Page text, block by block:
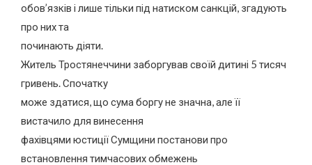
обов’язків і лише тільки під натиском санкцій, згадують
про них та
починають діяти.
Житель Тростянеччини заборгував своїй дитині 5 тисяч
гривень. Спочатку
може здатися, що сума боргу не значна, але її
вистачило для винесення
фахівцями юстиції Сумщини постанови про
встановлення тимчасових обмежень